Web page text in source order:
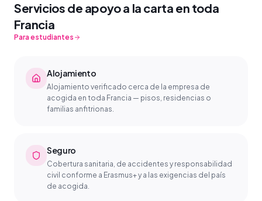
Servicios de apoyo a la carta en toda
Francia
Para estudiantes
Alojamiento
Alojamiento verificado cerca de la empresa de
acogida en toda Francia — pisos, residencias o
familias anfitrionas.
Seguro
Cobertura sanitaria, de accidentes y responsabilidad
civil conforme a Erasmus+ y a las exigencias del país
de acogida.